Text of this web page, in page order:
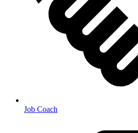
Job Coach